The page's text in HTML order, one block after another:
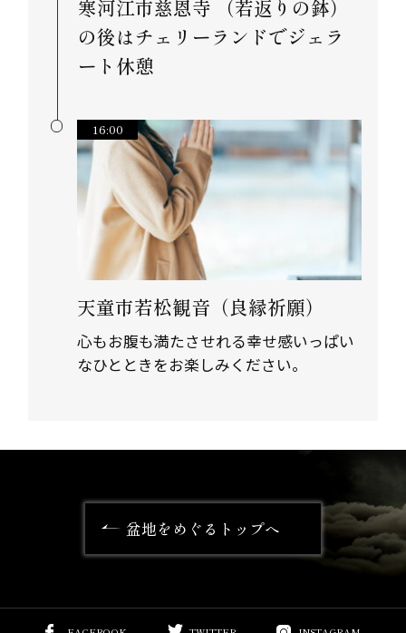
寒河江市慈恩寺 （若返りの鉢）
の後はチェリーランドでジェラ
ート休憩
16:00
天童市若松観音（良縁祈願）
心もお腹も満たさせれる幸せ感いっぱい
なひとときをお楽しみください。
盆地をめぐるトップへ